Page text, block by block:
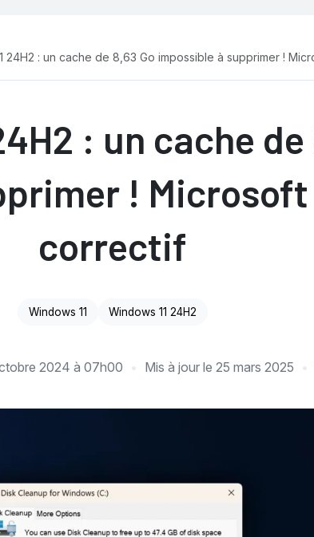
24H2 : un cache de 8,63 Go impossible à supprimer !
: un cache de
!
correctif
Windows 11 Windows 11 24H2
2024 à 07h00 Mis à jour le 25 mars 2025